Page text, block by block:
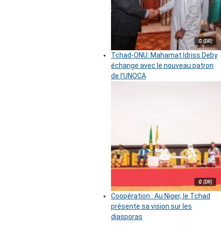
© (DR)
Tchad-ONU: Mahamat Idriss Deby
échange avec le nouveau patron
de l’UNOCA
© (DR)
Coopération : Au Niger, le Tchad
présente sa vision sur les
diasporas